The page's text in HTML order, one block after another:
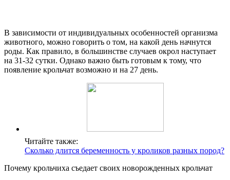
В зависимости от индивидуальных особенностей организма
животного, можно говорить о том, на какой день начнутся
роды. Как правило, в большинстве случаев окрол наступает
на 31-32 сутки. Однако важно быть готовым к тому, что
появление крольчат возможно и на 27 день.
Читайте также:
Сколько длится беременность у кроликов разных пород?
Почему крольчиха съедает своих новорожденных крольчат